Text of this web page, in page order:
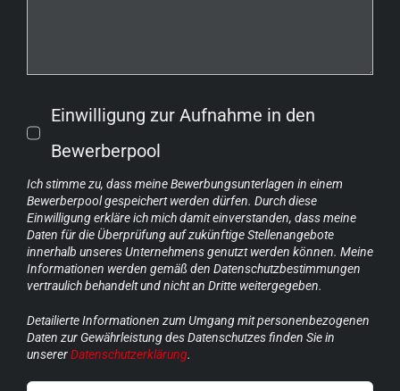
Einwilligung zur Aufnahme in den
Bewerberpool
Ich stimme zu, dass meine Bewerbungsunterlagen in einem
Bewerberpool gespeichert werden dürfen. Durch diese
Einwilligung erkläre ich mich damit einverstanden, dass meine
Daten für die Überprüfung auf zukünftige Stellenangebote
innerhalb unseres Unternehmens genutzt werden können. Meine
Informationen werden gemäß den Datenschutzbestimmungen
vertraulich behandelt und nicht an Dritte weitergegeben.
Detailierte Informationen zum Umgang mit personenbezogenen
Daten zur Gewährleistung des Datenschutzes finden Sie in
unsererDatenschutzerklärung.